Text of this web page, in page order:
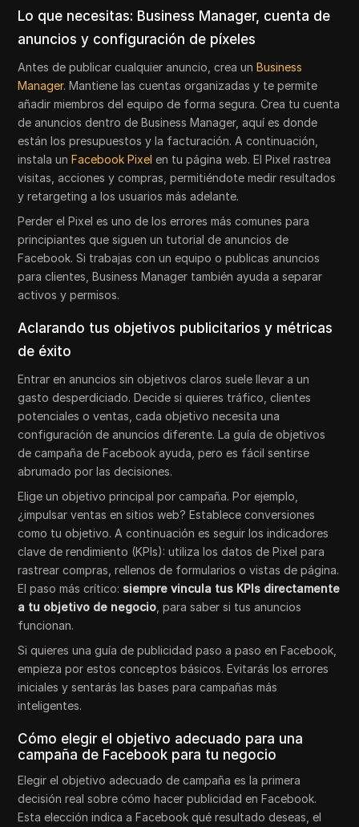
Lo que necesitas: Business Manager, cuenta de
anuncios y configuración de píxeles
Antes de publicar cualquier anuncio, crea unBusiness
Manager. Mantiene las cuentas organizadas y te permite
añadir miembros del equipo de forma segura. Crea tu cuenta
de anuncios dentro de Business Manager, aquí es donde
están los presupuestos y la facturación. A continuación,
instala unFacebook Pixel en tu página web. El Pixel rastrea
visitas, acciones y compras, permitiéndote medir resultados
y retargeting a los usuarios más adelante.
Perder el Pixel es uno de los errores más comunes para
principiantes que siguen un tutorial de anuncios de
Facebook. Si trabajas con un equipo o publicas anuncios
para clientes, Business Manager también ayuda a separar
activos y permisos.
Aclarando tus objetivos publicitarios y métricas
de éxito
Entrar en anuncios sin objetivos claros suele llevar a un
gasto desperdiciado. Decide si quieres tráfico, clientes
potenciales o ventas, cada objetivo necesita una
configuración de anuncios diferente. La guía de objetivos
de campaña de Facebook ayuda, pero es fácil sentirse
abrumado por las decisiones.
Elige un objetivo principal por campaña. Por ejemplo,
¿impulsar ventas en sitios web? Establece conversiones
como tu objetivo. A continuación es seguir los indicadores
clave de rendimiento (KPIs): utiliza los datos de Pixel para
rastrear compras, rellenos de formularios o vistas de página.
El paso más crítico: siempre vincula tus KPIs directamente
a tu objetivo de negocio , para saber si tus anuncios
funcionan.
Si quieres una guía de publicidad paso a paso en Facebook,
empieza por estos conceptos básicos. Evitarás los errores
iniciales y sentarás las bases para campañas más
inteligentes.
Cómo elegir el objetivo adecuado para una
campaña de Facebook para tu negocio
Elegir el objetivo adecuado de campaña es la primera
decisión real sobre cómo hacer publicidad en Facebook.
Esta elección indica a Facebook qué resultado deseas, el